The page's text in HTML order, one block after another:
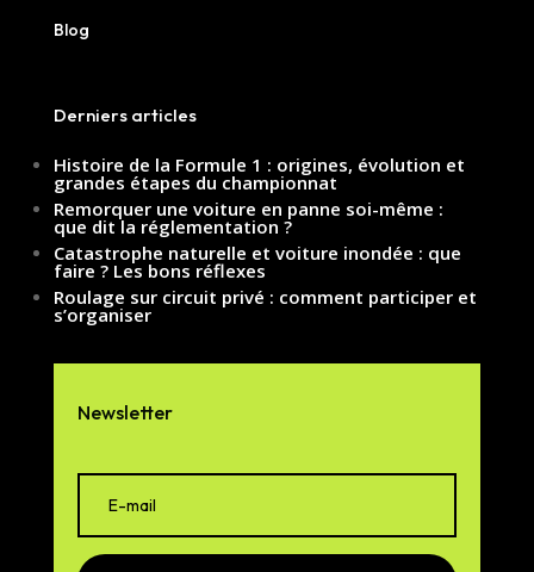
Blog
Derniers articles
Histoire de la Formule 1 : origines, évolution et
grandes étapes du championnat
Remorquer une voiture en panne soi-même :
que dit la réglementation ?
Catastrophe naturelle et voiture inondée : que
faire ? Les bons réflexes
Roulage sur circuit privé : comment participer et
s’organiser
Newsletter